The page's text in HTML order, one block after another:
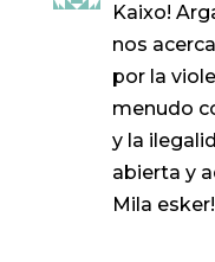
Kaixo!
nos
por la
menudo
y la
abierta y
Mila esker!